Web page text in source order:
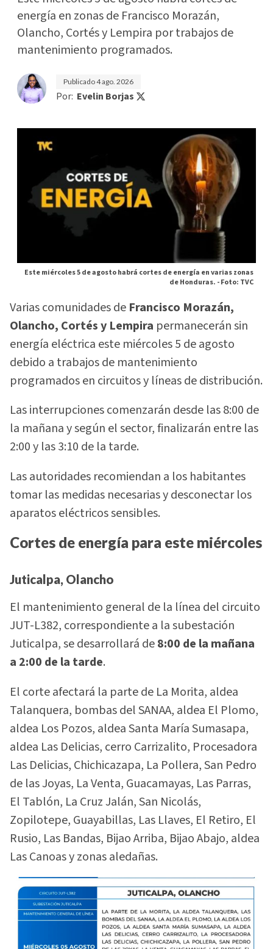
energía en zonas de Francisco Morazán,
Olancho, Cortés y Lempira por trabajos de
mantenimiento programados.
Publicado4 ago. 2026
Por: Evelin Borjas
Este miércoles 5 de agosto habrá cortes de energía en varias zonas
de Honduras. -Foto: TVC
Varias comunidades de Francisco Morazán,
Olancho, Cortés y Lempira permanecerán sin
energía eléctrica este miércoles 5 de agosto
debido a trabajos de mantenimiento
programados en circuitos y líneas de distribución.
Las interrupciones comenzarán desde las 8:00 de
la mañana y según el sector, finalizarán entre las
2:00 y las 3:10 de la tarde.
Las autoridades recomiendan a los habitantes
tomar las medidas necesarias y desconectar los
aparatos eléctricos sensibles.
Cortes de energía para este miércoles
Juticalpa, Olancho
El mantenimiento general de la línea del circuito
JUT-L382, correspondiente a la subestación
Juticalpa, se desarrollará de8:00 de la mañana
a 2:00 de la tarde.
El corte afectará la parte de La Morita, aldea
Talanquera, bombas del SANAA, aldea El Plomo,
aldea Los Pozos, aldea Santa María Sumasapa,
aldea Las Delicias, cerro Carrizalito, Procesadora
Las Delicias, Chichicazapa, La Pollera, San Pedro
de las Joyas, La Venta, Guacamayas, Las Parras,
El Tablón, La Cruz Jalán, San Nicolás,
Zopilotepe, Guayabillas, Las Llaves, El Retiro, El
Rusio, Las Bandas, Bijao Arriba, Bijao Abajo, aldea
Las Canoas y zonas aledañas.